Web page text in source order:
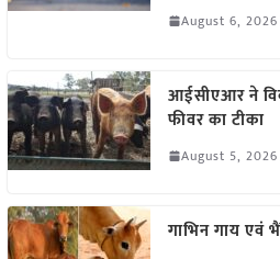
August 6, 2026
आईसीएआर ने
फीवर का टीका
August 5, 2026
गाभिन गाय एवं